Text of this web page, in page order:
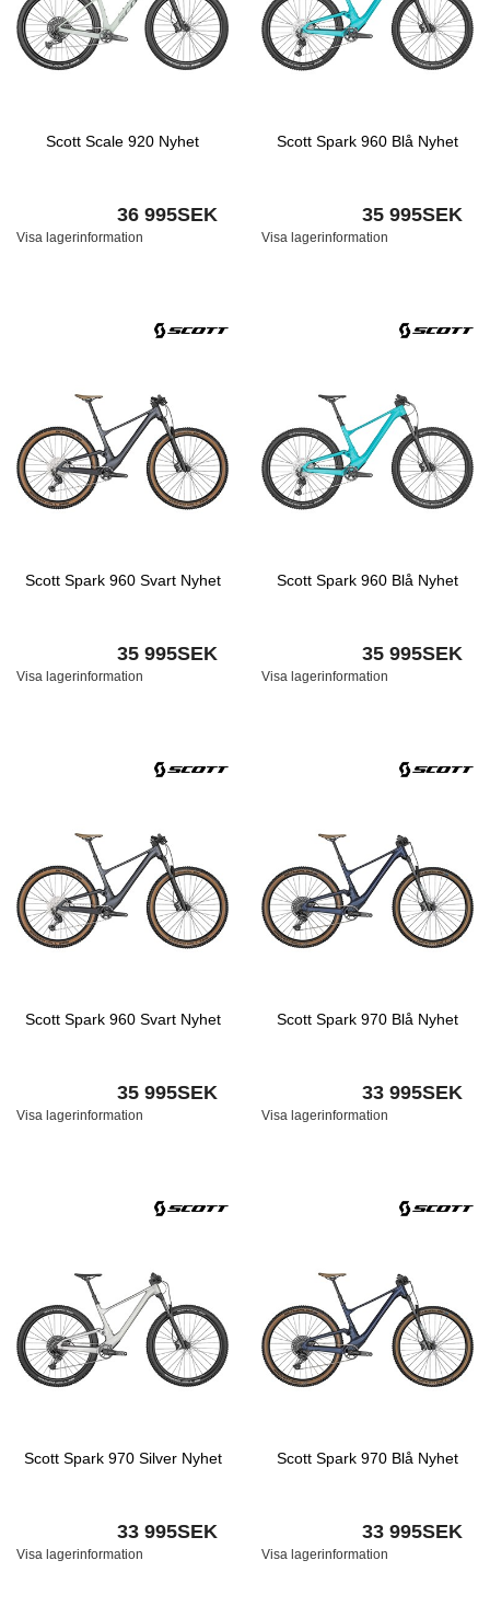
Scott Scale 920 Nyhet
36 995SEK
Visa lagerinformation
Scott Spark 960 Blå Nyhet
35 995SEK
Visa lagerinformation
Scott Spark 960 Svart Nyhet
35 995SEK
Visa lagerinformation
Scott Spark 960 Blå Nyhet
35 995SEK
Visa lagerinformation
Scott Spark 960 Svart Nyhet
35 995SEK
Visa lagerinformation
Scott Spark 970 Blå Nyhet
33 995SEK
Visa lagerinformation
Scott Spark 970 Silver Nyhet
33 995SEK
Visa lagerinformation
Scott Spark 970 Blå Nyhet
33 995SEK
Visa lagerinformation